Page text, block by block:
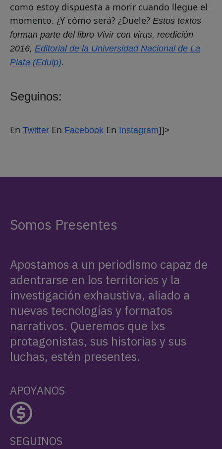
como estoy dispuesta a morir cuando llegue el
momento. ¿Y cómo será? ¿Duele? Estos textos
forman parte del libro Vivir con virus, reedición
2016, Editorial de la Universidad Nacional de La
Plata (Edulp).
Seguinos:
En Twitter En Facebook En Instagram]]>
Somos Presentes
Apostamos a un periodismo capaz de
adentrarse en los territorios y la
investigación exhaustiva, aliado a
nuevas tecnologías y formatos
narrativos. Queremos que lxs
protagonistas, sus historias y sus
luchas, estén presentes.
APOYANOS
SEGUINOS